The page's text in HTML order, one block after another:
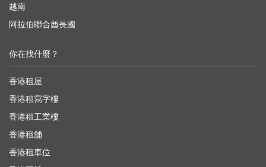
越南
阿拉伯聯合酋長國
你在找什麼？
香港租屋
香港租寫字樓
香港租工業樓
香港租舖
香港租車位